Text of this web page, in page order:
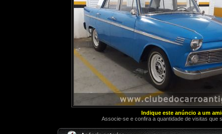
Indique este anúncio a um
Associe-se e confira a quantidade de visitas que